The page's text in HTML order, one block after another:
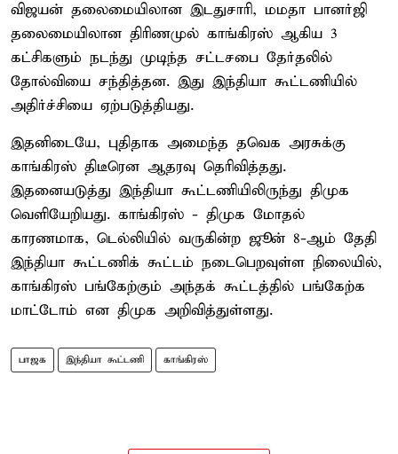
விஜயன் தலைமையிலான இடதுசாரி, மமதா பானர்ஜி
தலைமையிலான திரிணமுல் காங்கிரஸ் ஆகிய 3
கட்சிகளும் நடந்து முடிந்த சட்டசபை தேர்தலில்
தோல்வியை சந்தித்தன. இது இந்தியா கூட்டணியில்
அதிர்ச்சியை ஏற்படுத்தியது.
இதனிடையே, புதிதாக அமைந்த தவெக அரசுக்கு
காங்கிரஸ் திடீரென ஆதரவு தெரிவித்தது.
இதனையடுத்து இந்தியா கூட்டணியிலிருந்து திமுக
வெளியேறியது. காங்கிரஸ் - திமுக மோதல்
காரணமாக, டெல்லியில் வருகின்ற ஜூன் 8-ஆம் தேதி
இந்தியா கூட்டணிக் கூட்டம் நடைபெறவுள்ள நிலையில்,
காங்கிரஸ் பங்கேற்கும் அந்தக் கூட்டத்தில் பங்கேற்க
மாட்டோம் என திமுக அறிவித்துள்ளது.
பாஜக இந்தியா கூட்டணி காங்கிரஸ்